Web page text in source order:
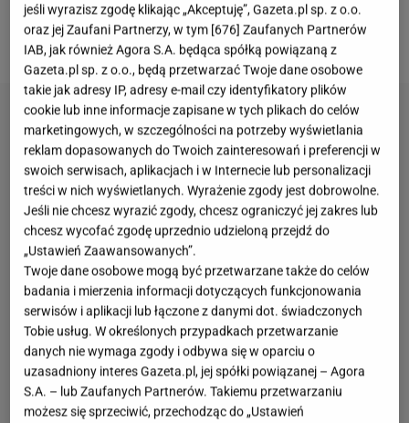
wielu naczyń. Przy okazji łatwo wykorzystać
produkty, które zwykle są pod ręką w lodówce.
jeśli wyrazisz zgodę klikając „Akceptuję”, Gazeta.pl sp. z o.o.
oraz jej Zaufani Partnerzy, w tym [676] Zaufanych Partnerów
IAB, jak również Agora S.A. będąca spółką powiązaną z
Gazeta.pl sp. z o.o., będą przetwarzać Twoje dane osobowe
takie jak adresy IP, adresy e-mail czy identyfikatory plików
cookie lub inne informacje zapisane w tych plikach do celów
marketingowych, w szczególności na potrzeby wyświetlania
reklam dopasowanych do Twoich zainteresowań i preferencji w
swoich serwisach, aplikacjach i w Internecie lub personalizacji
treści w nich wyświetlanych. Wyrażenie zgody jest dobrowolne.
Jeśli nie chcesz wyrazić zgody, chcesz ograniczyć jej zakres lub
chcesz wycofać zgodę uprzednio udzieloną przejdź do
„Ustawień Zaawansowanych”.
Twoje dane osobowe mogą być przetwarzane także do celów
badania i mierzenia informacji dotyczących funkcjonowania
serwisów i aplikacji lub łączone z danymi dot. świadczonych
Tobie usług. W określonych przypadkach przetwarzanie
danych nie wymaga zgody i odbywa się w oparciu o
uzasadniony interes Gazeta.pl, jej spółki powiązanej – Agora
S.A. – lub Zaufanych Partnerów. Takiemu przetwarzaniu
możesz się sprzeciwić, przechodząc do „Ustawień